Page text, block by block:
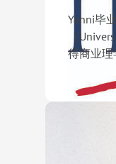
国的切
Ladies’
（
学院（
名学府
生找到
Yanni毕
（
得商业
际教育
专注于
超过100
国、加
校，对
生特点